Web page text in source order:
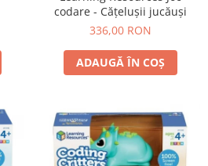
codare - Căţeluşii jucăuşi
336,00 RON
ADAUGĂ ÎN COȘ